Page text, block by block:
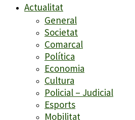
Actualitat
General
Societat
Comarcal
Política
Economia
Cultura
Policial – Judicial
Esports
Mobilitat